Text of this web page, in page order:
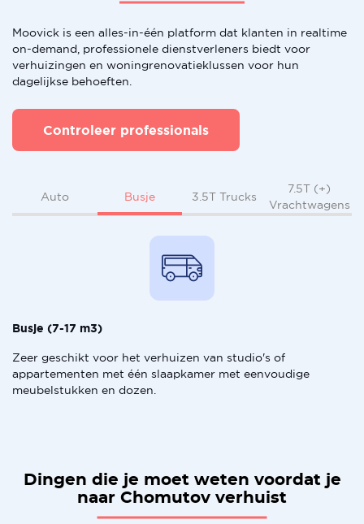
Moovick is een alles-in-één platform dat klanten in realtime
on-demand, professionele dienstverleners biedt voor
verhuizingen en woningrenovatieklussen voor hun
dagelijkse behoeften.
Controleer professionals
Auto Busje 3.5T Trucks
7.5T (+)
Vrachtwagens
Busje (7-17 m3)
Zeer geschikt voor het verhuizen van studio's of
appartementen met één slaapkamer met eenvoudige
meubelstukken en dozen.
Dingen die je moet weten voordat je
naar Chomutov verhuist